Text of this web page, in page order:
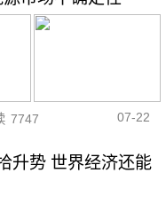
7747 07-22
升势 世界经济还能